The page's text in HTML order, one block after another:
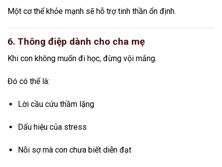
Một cơ thể khỏe mạnh sẽ hỗ trợ tinh thần ổn định.
6. Thông điệp dành cho cha mẹ
Khi con không muốn đi học, đừng vội mắng.
Đó có thể là:
Lời cầu cứu thầm lặng
Dấu hiệu của stress
Nỗi sợ mà con chưa biết diễn đạt